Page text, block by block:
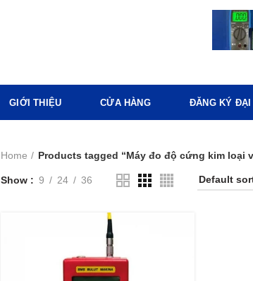
GIỚI THIỆU CỬA HÀNG ĐĂNG KÝ ĐẠI
Home Products tagged “Máy đo độ cứng kim loại
Show 9 24 36